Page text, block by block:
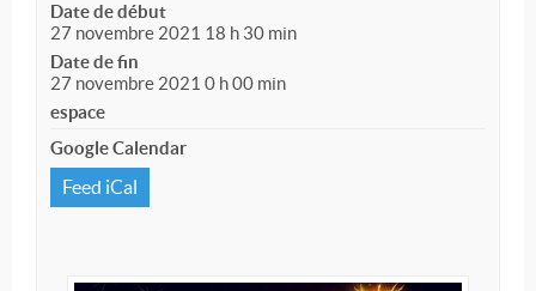
Date de début
27 novembre 2021 18 h 30 min
Date de fin
27 novembre 2021 0 h 00 min
espace
Google Calendar
Feed iCal